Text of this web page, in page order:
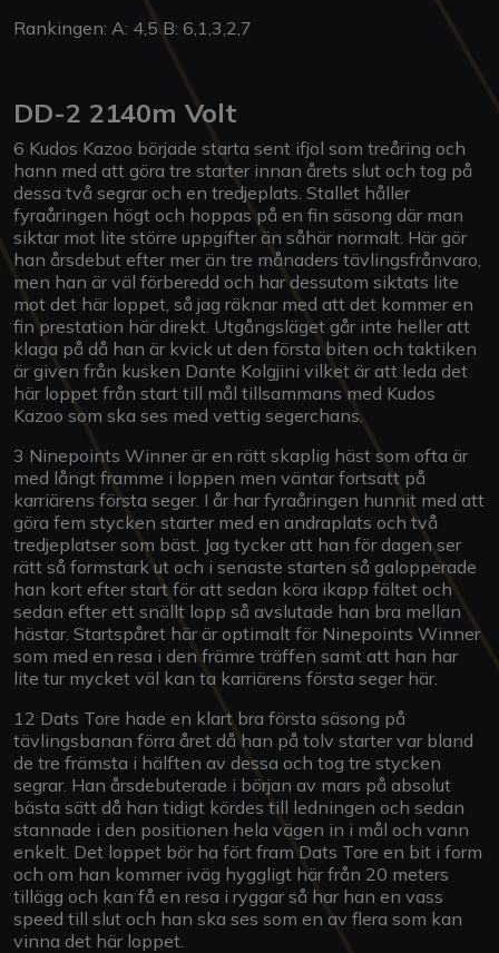
Rankingen: A: 4,5 B: 6,1,3,2,7
DD-2 2140m Volt
6 Kudos Kazoo började starta sent ifjol som treåring och
hann med att göra tre starter innan årets slut och tog på
dessa två segrar och en tredjeplats. Stallet håller
fyraåringen högt och hoppas på en fin säsong där man
siktar mot lite större uppgifter än såhär normalt. Här gör
han årsdebut efter mer än tre månaders tävlingsfrånvaro,
men han är väl förberedd och har dessutom siktats lite
mot det här loppet, så jag räknar med att det kommer en
fin prestation här direkt. Utgångsläget går inte heller att
klaga på då han är kvick ut den första biten och taktiken
är given från kusken Dante Kolgjini vilket är att leda det
här loppet från start till mål tillsammans med Kudos
Kazoo som ska ses med vettig segerchans.
3 Ninepoints Winner är en rätt skaplig häst som ofta är
med långt framme i loppen men väntar fortsatt på
karriärens första seger. I år har fyraåringen hunnit med att
göra fem stycken starter med en andraplats och två
tredjeplatser som bäst. Jag tycker att han för dagen ser
rätt så formstark ut och i senaste starten så galopperade
han kort efter start för att sedan köra ikapp fältet och
sedan efter ett snällt lopp så avslutade han bra mellan
hästar. Startspåret här är optimalt för Ninepoints Winner
som med en resa i den främre träffen samt att han har
lite tur mycket väl kan ta karriärens första seger här.
12 Dats Tore hade en klart bra första säsong på
tävlingsbanan förra året då han på tolv starter var bland
de tre främsta i hälften av dessa och tog tre stycken
segrar. Han årsdebuterade i början av mars på absolut
bästa sätt då han tidigt kördes till ledningen och sedan
stannade i den positionen hela vägen in i mål och vann
enkelt. Det loppet bör ha fört fram Dats Tore en bit i form
och om han kommer iväg hyggligt här från 20 meters
tillägg och kan få en resa i ryggar så har han en vass
speed till slut och han ska ses som en av flera som kan
vinna det här loppet.